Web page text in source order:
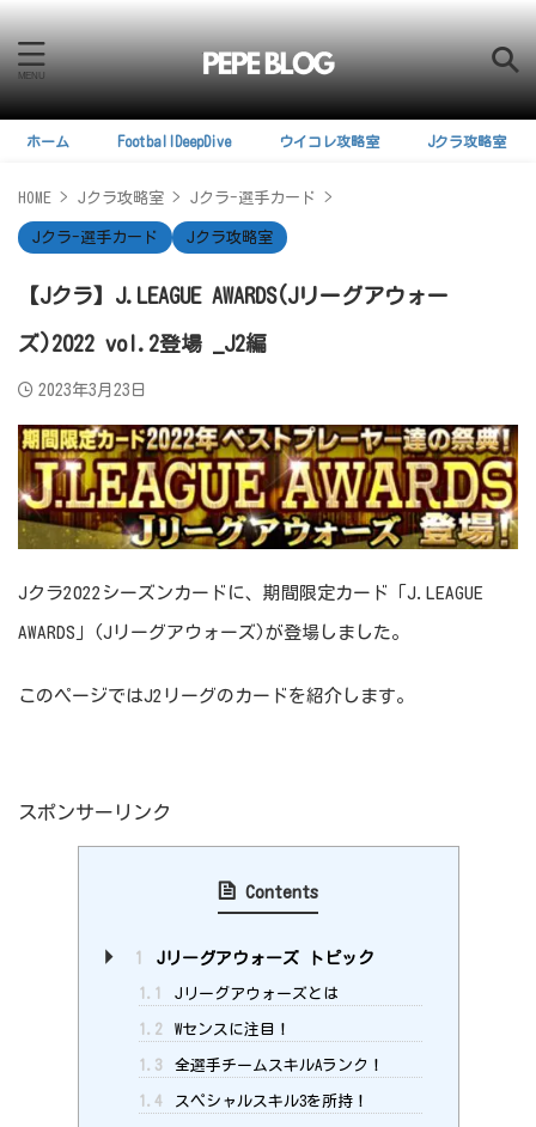
ホーム FootballDeepDive ウイコレ攻略室 Jクラ攻略室
HOME > Jクラ攻略室 > Jクラ-選手カード >
Jクラ-選手カード Jクラ攻略室
【Jクラ】J.LEAGUE AWARDS(Jリーグアウォー
ズ)2022 vol.2登場 _J2編
2023年3月23日
Jクラ2022シーズンカードに、期間限定カード「J.LEAGUE
AWARDS」(Jリーグアウォーズ)が登場しました。
このページではJ2リーグのカードを紹介します。
スポンサーリンク
Contents
1 Jリーグアウォーズ トピック
1.1 Jリーグアウォーズとは
1.2 Wセンスに注目！
1.3 全選手チームスキルAランク！
1.4 スペシャルスキル3を所持！